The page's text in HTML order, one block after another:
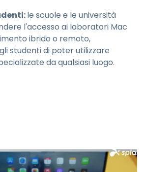
le scuole e le università
l'accesso ai laboratori Mac
ibrido o remoto,
studenti di poter utilizzare
da qualsiasi luogo.